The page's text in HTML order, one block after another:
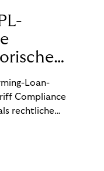
Loan-
Compliance
rechtliche
steigender